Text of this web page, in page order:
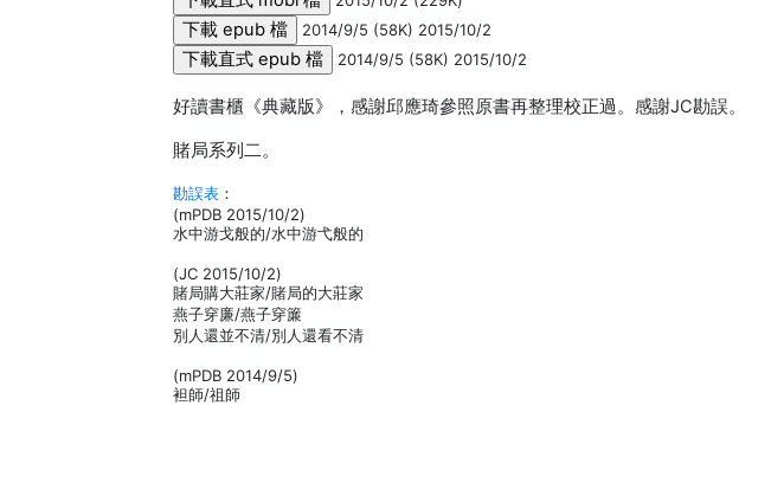
2014/9/5 (58K) 2015/10/2
2014/9/5 (58K) 2015/10/2
好讀書櫃《典藏版》，感謝邱應琦參照原書再整理校正過。感謝JC勘誤。
賭局系列二。
勘誤表 ：
(mPDB 2015/10/2)
水中游戈般的/水中游弋般的
(JC 2015/10/2)
賭局購大莊家/賭局的大莊家
燕子穿廉/燕子穿簾
別人還並不清/別人還看不清
(mPDB 2014/9/5)
袒師/祖師